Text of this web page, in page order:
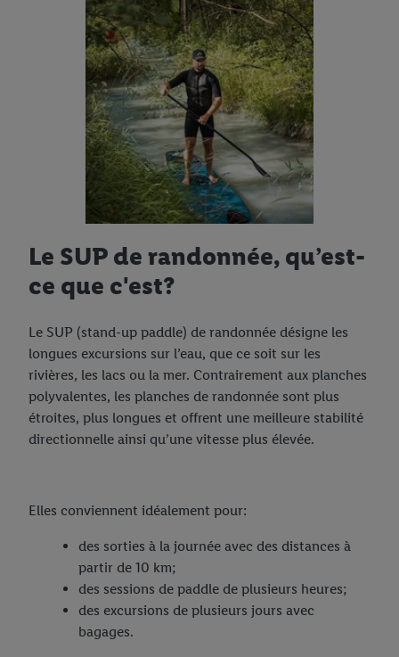
Le SUP de randonnée, qu’est-
ce que c'est?
Le SUP (stand-up paddle) de randonnée désigne les
longues excursions sur l’eau, que ce soit sur les
rivières, les lacs ou la mer. Contrairement aux planches
polyvalentes, les planches de randonnée sont plus
étroites, plus longues et offrent une meilleure stabilité
directionnelle ainsi qu’une vitesse plus élevée.
Elles conviennent idéalement pour:
des sorties à la journée avec des distances à
partir de 10 km;
des sessions de paddle de plusieurs heures;
des excursions de plusieurs jours avec
bagages.